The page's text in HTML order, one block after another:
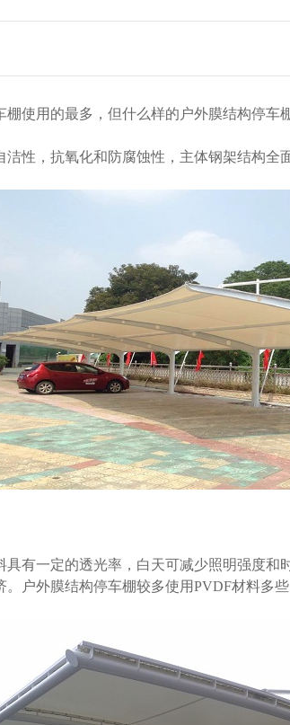
使用的最多，但什么样的户外膜结构停车
性，抗氧化和防腐蚀性，主体钢架结构全
有一定的透光率，白天可减少照明强度
户外膜结构停车棚较多使用PVDF材料多些